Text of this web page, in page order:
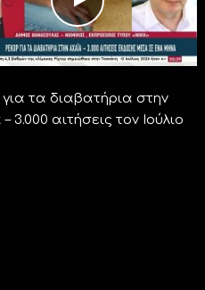
για τα διαβατήρια στην
3.000 αιτήσεις τον Ιούλιο